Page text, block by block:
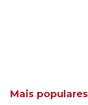
Mais populares